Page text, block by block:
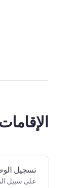
احجز في
تسجيل
على سبيل المثال: